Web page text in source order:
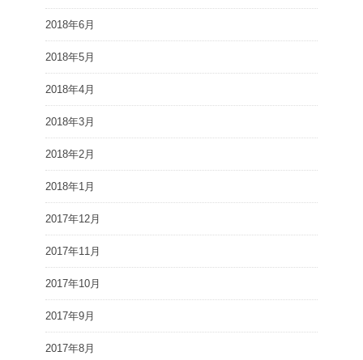
2018年6月
2018年5月
2018年4月
2018年3月
2018年2月
2018年1月
2017年12月
2017年11月
2017年10月
2017年9月
2017年8月